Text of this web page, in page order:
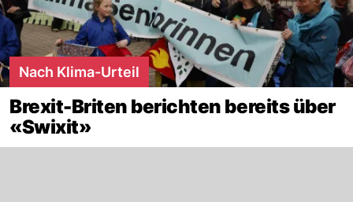
Nach Klima-Urteil
Brexit-Briten berichten bereits über
«Swixit»